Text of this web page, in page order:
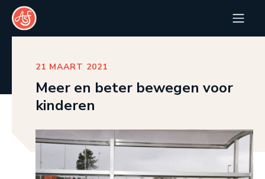
21 MAART 2021
Meer en beter bewegen voor
kinderen